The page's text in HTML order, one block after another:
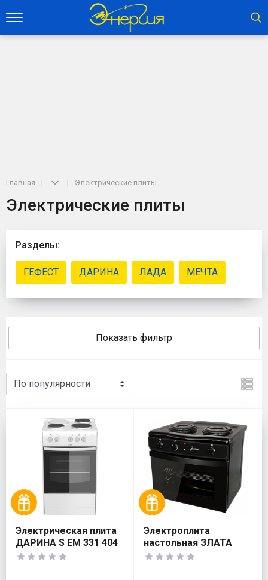
Главная Электрические плиты
Электрические плиты
Разделы:
ГЕФЕСТ ДАРИНА ЛАДА МЕЧТА
Показать фильтр
Электрическая плита
ДАРИНА S EM 331 404
W
Электроплита
настольная ЗЛАТА
231Т